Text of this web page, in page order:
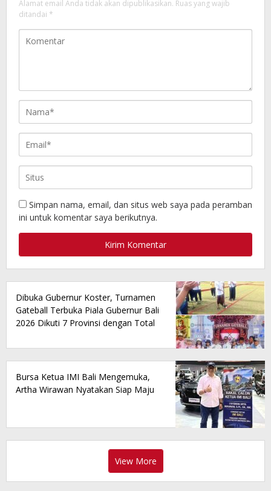
Alamat email Anda tidak akan dipublikasikan. Ruas yang wajib
ditandai *
Simpan nama, email, dan situs web saya pada peramban
ini untuk komentar saya berikutnya.
Dibuka Gubernur Koster, Turnamen
Gateball Terbuka Piala Gubernur Bali
2026 Dikuti 7 Provinsi dengan Total
Bursa Ketua IMI Bali Mengemuka,
Artha Wirawan Nyatakan Siap Maju
View More